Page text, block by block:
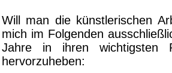
Will man die künstlerischen
mich im Folgenden
Jahre in ihren wichtigsten
hervorzuheben: